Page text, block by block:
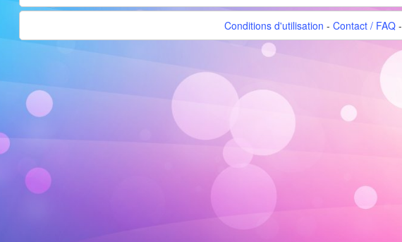
Conditions d'utilisation - Contact / FAQ-